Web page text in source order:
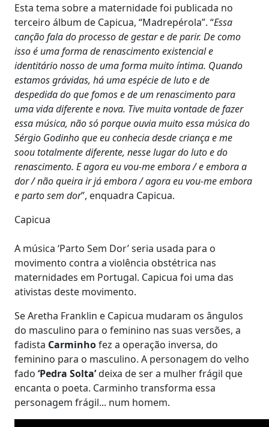
Esta tema sobre a maternidade foi publicada no
terceiro álbum de Capicua, “Madrepérola”. “Essa
canção fala do processo de gestar e de parir. De como
isso é uma forma de renascimento existencial e
identitário nosso de uma forma muito íntima. Quando
estamos grávidas, há uma espécie de luto e de
despedida do que fomos e de um renascimento para
uma vida diferente e nova. Tive muita vontade de fazer
essa música, não só porque ouvia muito essa música do
Sérgio Godinho que eu conhecia desde criança e me
soou totalmente diferente, nesse lugar do luto e do
renascimento. E agora eu vou-me embora / e embora a
dor / não queira ir já embora / agora eu vou-me embora
e parto sem dor”, enquadra Capicua.
Capicua
A música ‘Parto Sem Dor’ seria usada para o
movimento contra a violência obstétrica nas
maternidades em Portugal. Capicua foi uma das
ativistas deste movimento.
Se Aretha Franklin e Capicua mudaram os ângulos
do masculino para o feminino nas suas versões, a
fadista Carminhofez a operação inversa, do
feminino para o masculino. A personagem do velho
fado ‘Pedra Solta’deixa de ser a mulher frágil que
encanta o poeta. Carminho transforma essa
personagem frágil... num homem.